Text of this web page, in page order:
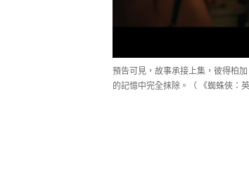
預告可見，故事承接上集，彼得柏
的記憶中完全抹除。（ 《蜘蛛俠：